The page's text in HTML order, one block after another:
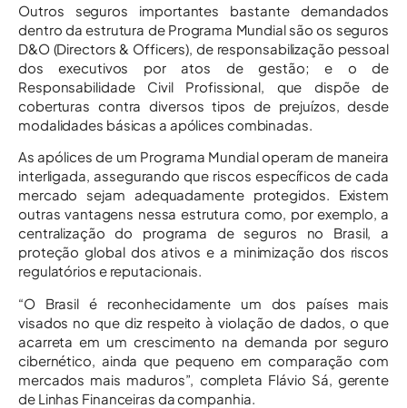
Outros seguros importantes bastante demandados
dentro da estrutura de Programa Mundial são os seguros
D&O (Directors & Officers), de responsabilização pessoal
dos executivos por atos de gestão; e o de
Responsabilidade Civil Profissional, que dispõe de
coberturas contra diversos tipos de prejuízos, desde
modalidades básicas a apólices combinadas.
As apólices de um Programa Mundial operam de maneira
interligada, assegurando que riscos específicos de cada
mercado sejam adequadamente protegidos. Existem
outras vantagens nessa estrutura como, por exemplo, a
centralização do programa de seguros no Brasil, a
proteção global dos ativos e a minimização dos riscos
regulatórios e reputacionais.
“O Brasil é reconhecidamente um dos países mais
visados no que diz respeito à violação de dados, o que
acarreta em um crescimento na demanda por seguro
cibernético, ainda que pequeno em comparação com
mercados mais maduros”, completa Flávio Sá, gerente
de Linhas Financeiras da companhia.